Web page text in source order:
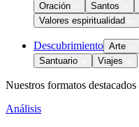
Oración
Santos
Valores espiritualidad
Descubrimiento Arte
Santuario
Viajes
Nuestros formatos destacados
Análisis